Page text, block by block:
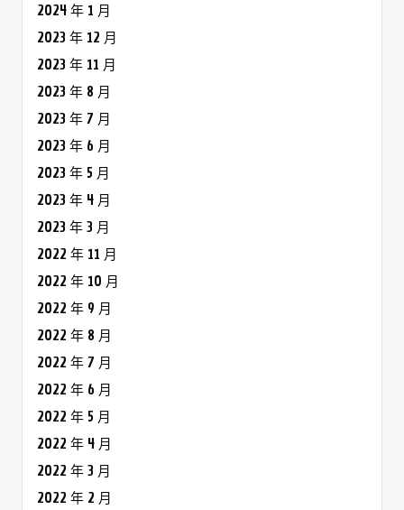
2024 年 1 月
2023 年 12 月
2023 年 11 月
2023 年 8 月
2023 年 7 月
2023 年 6 月
2023 年 5 月
2023 年 4 月
2023 年 3 月
2022 年 11 月
2022 年 10 月
2022 年 9 月
2022 年 8 月
2022 年 7 月
2022 年 6 月
2022 年 5 月
2022 年 4 月
2022 年 3 月
2022 年 2 月